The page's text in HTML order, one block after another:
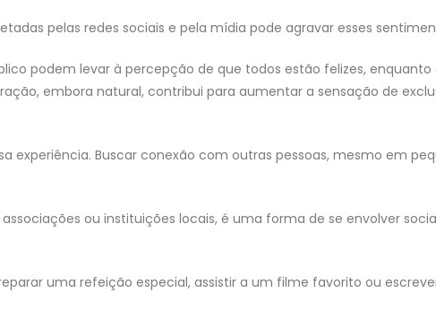
pelas redes sociais e pela mídia pode agravar esses
podem levar à percepção de que todos estão felizes, enquanto
embora natural, contribui para aumentar a sensação de
experiência. Buscar conexão com outras pessoas, mesmo em
ou instituições locais, é uma forma de se envolver
uma refeição especial, assistir a um filme favorito ou